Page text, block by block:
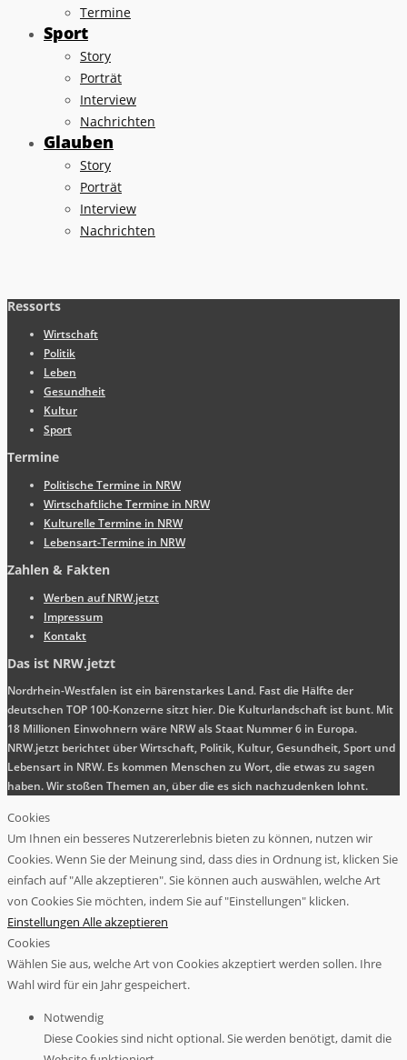
Termine
Sport
Story
Porträt
Interview
Nachrichten
Glauben
Story
Porträt
Interview
Nachrichten
Ressorts
Wirtschaft
Politik
Leben
Gesundheit
Kultur
Sport
Termine
Politische Termine in NRW
Wirtschaftliche Termine in NRW
Kulturelle Termine in NRW
Lebensart-Termine in NRW
Zahlen & Fakten
Werben auf NRW.jetzt
Impressum
Kontakt
Das ist NRW.jetzt
Nordrhein-Westfalen ist ein bärenstarkes Land. Fast die Hälfte der
deutschen TOP 100-Konzerne sitzt hier. Die Kulturlandschaft ist bunt. Mit
18 Millionen Einwohnern wäre NRW als Staat Nummer 6 in Europa.
NRW.jetzt berichtet über Wirtschaft, Politik, Kultur, Gesundheit, Sport und
Lebensart in NRW. Es kommen Menschen zu Wort, die etwas zu sagen
haben. Wir stoßen Themen an, über die es sich nachzudenken lohnt.
Cookies
Um Ihnen ein besseres Nutzererlebnis bieten zu können, nutzen wir
Cookies. Wenn Sie der Meinung sind, dass dies in Ordnung ist, klicken Sie
einfach auf "Alle akzeptieren". Sie können auch auswählen, welche Art
von Cookies Sie möchten, indem Sie auf "Einstellungen" klicken.
Einstellungen Alle akzeptieren
Cookies
Wählen Sie aus, welche Art von Cookies akzeptiert werden sollen. Ihre
Wahl wird für ein Jahr gespeichert.
Notwendig
Diese Cookies sind nicht optional. Sie werden benötigt, damit die